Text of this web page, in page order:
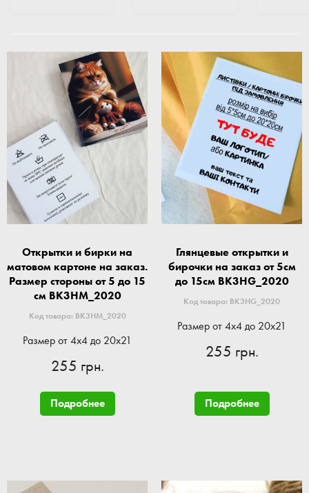
Открытки и бирки на
матовом картоне на заказ.
Размер стороны от 5 до 15
см BK3HM_2020
Код товара: BK3HM_2020
Размер от 4x4 до 20x21
255 грн.
Подробнее
Глянцевые открытки и
бирочки на заказ от 5см
до 15см BK3HG_2020
Код товара: BK3HG_2020
Размер от 4x4 до 20x21
255 грн.
Подробнее